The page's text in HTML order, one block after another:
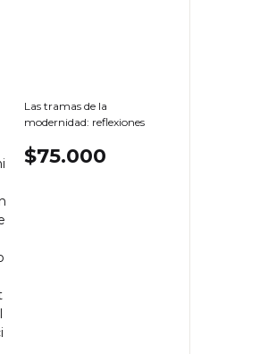
Las tramas de la
modernidad: reflexiones
competencia, el comercio
$75.000